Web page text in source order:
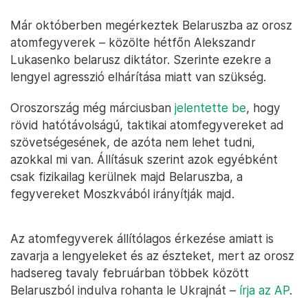
Már októberben megérkeztek Belaruszba az orosz
atomfegyverek – közölte hétfőn Alekszandr
Lukasenko belarusz diktátor. Szerinte ezekre a
lengyel agresszió elhárítása miatt van szükség.
Oroszország még márciusban jelentette be, hogy
rövid hatótávolságú, taktikai atomfegyvereket ad
szövetségesének, de azóta nem lehet tudni,
azokkal mi van. Állításuk szerint azok egyébként
csak fizikailag kerülnek majd Belaruszba, a
fegyvereket Moszkvából irányítják majd.
Az atomfegyverek állítólagos érkezése amiatt is
zavarja a lengyeleket és az észteket, mert az orosz
hadsereg tavaly februárban többek között
Belaruszból indulva rohanta le Ukrajnát – írja az AP.